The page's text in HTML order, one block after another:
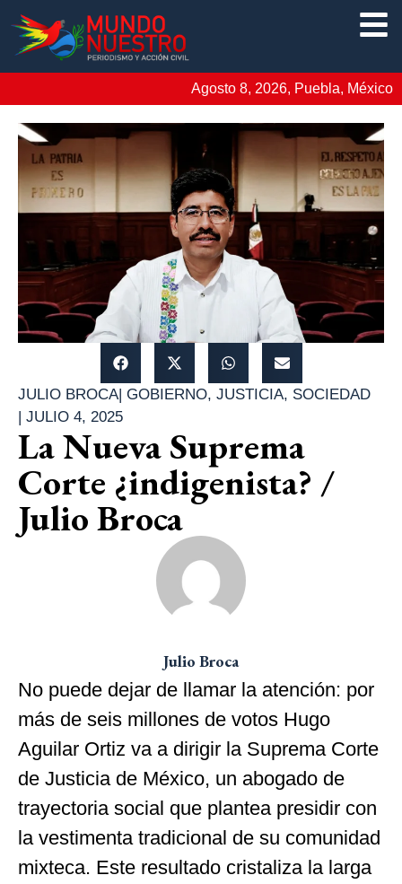
Agosto 8, 2026, Puebla, México
JULIO BROCA| GOBIERNO, JUSTICIA, SOCIEDAD
| JULIO 4, 2025
La Nueva Suprema
Corte ¿indigenista? /
Julio Broca
Julio Broca
No puede dejar de llamar la atención: por
más de seis millones de votos Hugo
Aguilar Ortiz va a dirigir la Suprema Corte
de Justicia de México, un abogado de
trayectoria social que plantea presidir con
la vestimenta tradicional de su comunidad
mixteca. Este resultado cristaliza la larga